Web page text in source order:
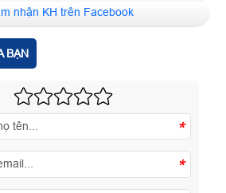
nhận KH trên Facebook
BẠN
*
*